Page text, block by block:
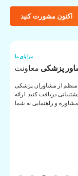
اکنون مشورت کنید
مزایای ما
پزشکی معاونت
منظم از مشاوران پزشکی
دریافت کنید. ارائه